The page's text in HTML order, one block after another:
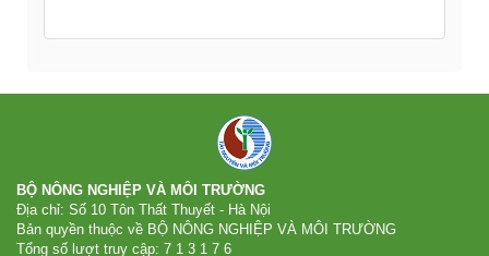
BỘ NÔNG NGHIỆP VÀ MÔI TRƯỜNG
Địa chỉ: Số 10 Tôn Thất Thuyết - Hà Nội
Bản quyền thuộc về BỘ NÔNG NGHIỆP VÀ MÔI TRƯỜNG
Tổng số lượt truy cập: 7 1 3 1 7 6